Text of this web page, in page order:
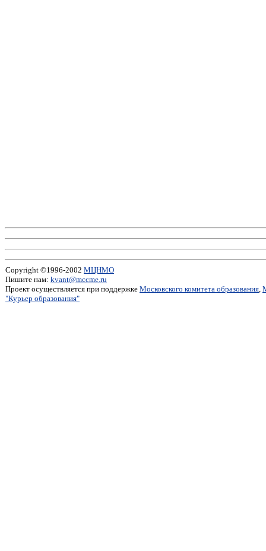
Copyright ©1996-2002 МЦНМО
Пишите нам: kvant@mccme.ru
Проект осуществляется при поддержке Московского комитета образования,
"Курьер образования"